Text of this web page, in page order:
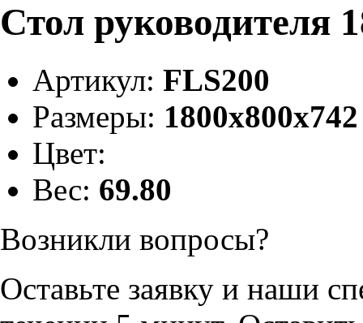
Стол руководителя
Артикул: FLS200
Размеры: 1800х800х742
Цвет:
Вес: 69.80
Возникли вопросы?
Оставьте заявку и наши